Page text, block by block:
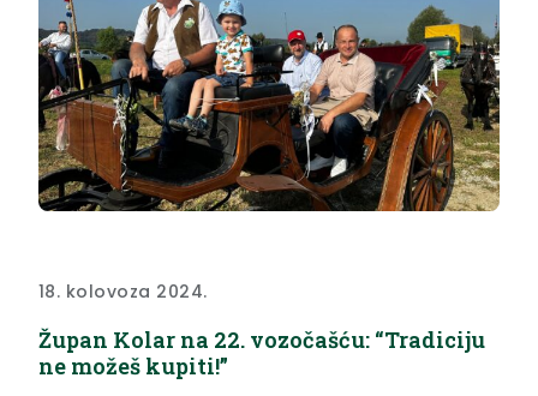
18. kolovoza 2024.
Župan Kolar na 22. vozočašću: “Tradiciju
ne možeš kupiti!”